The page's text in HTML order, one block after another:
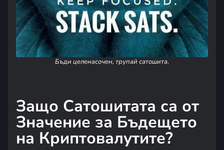
Бъди целенасочен, трупай сатошита.
Защо Сатошитата са от
Значение за Бъдещето
на Криптовалутите?